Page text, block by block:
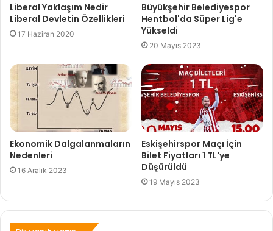
Liberal Yaklaşım Nedir
Liberal Devletin Özellikleri
17 Haziran 2020
Büyükşehir Belediyespor
Hentbol'da Süper Lig'e
Yükseldi
20 Mayıs 2023
Ekonomik Dalgalanmaların
Nedenleri
16 Aralık 2023
Eskişehirspor Maçı İçin
Bilet Fiyatları 1 TL'ye
Düşürüldü
19 Mayıs 2023